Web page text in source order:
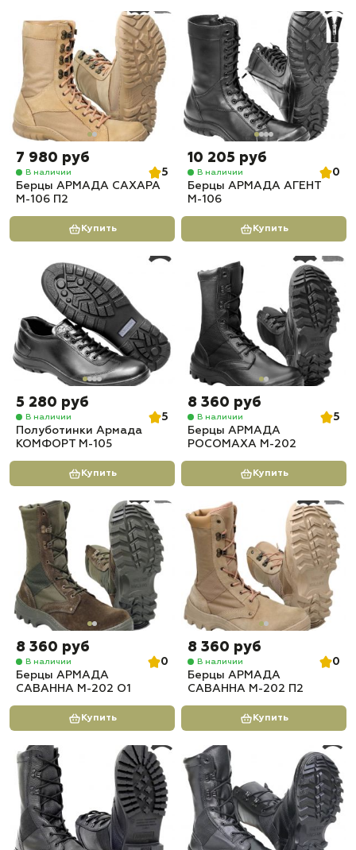
7 980 руб
В наличии
5
Берцы АРМАДА САХАРА
М-106 П2
Купить
10 205 руб
В наличии
0
Берцы АРМАДА АГЕНТ
М-106
Купить
5 280 руб
В наличии
5
Полуботинки Армада
КОМФОРТ М-105
Купить
8 360 руб
В наличии
5
Берцы АРМАДА
РОСОМАХА М-202
Купить
8 360 руб
В наличии
0
Берцы АРМАДА
САВАННА М-202 О1
Купить
8 360 руб
В наличии
0
Берцы АРМАДА
САВАННА М-202 П2
Купить